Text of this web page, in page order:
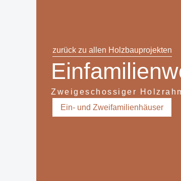
zurück zu allen Holzbauprojekten
Zweigeschossiger
Ein- und Zweifamilienhäuser